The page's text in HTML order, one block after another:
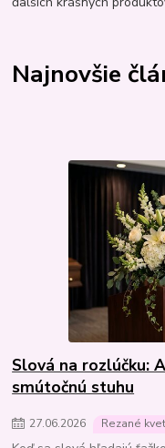
Najnovšie
Slová na rozlúčku:
smútočnú stuhu
27.06.2026 Rezané